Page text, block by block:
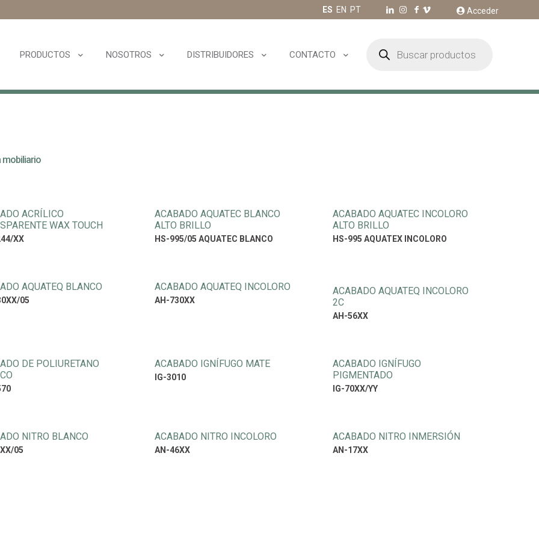
ES EN PT Acceder
PRODUCTOS NOSOTROS DISTRIBUIDORES CONTACTO
productos
mobiliario
ACRÍLICO
WAX TOUCH
XX
ACABADO AQUATEC BLANCO
ALTO BRILLO
HS-995/05 AQUATEC BLANCO
ACABADO AQUATEC INCOLORO
ALTO BRILLO
HS-995 AQUATEX INCOLORO
AQUATEQ BLANCO
05
ACABADO AQUATEQ INCOLORO
AH-730XX
ACABADO AQUATEQ INCOLORO
2C
AH-56XX
DE POLIURETANO
ACABADO IGNÍFUGO MATE
IG-3010
ACABADO IGNÍFUGO
PIGMENTADO
IG-70XX/YY
NITRO BLANCO
05
ACABADO NITRO INCOLORO
AN-46XX
ACABADO NITRO INMERSIÓN
AN-17XX